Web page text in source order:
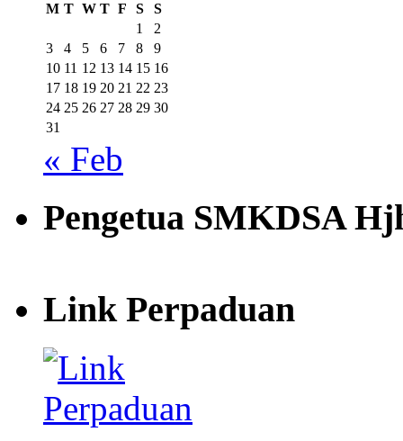
M T W T F S
S
1
2
3
4 5 6 7 8
9
10 11 12 13 14 15 16
17 18 19 20 21 22 23
24 25 26 27 28 29 30
31
« Feb
Pengetua SMKDSA
Link Perpaduan